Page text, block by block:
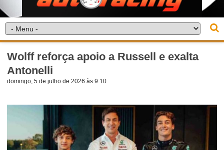
Wolff reforça apoio a Russell e exalta
Antonelli
domingo, 5 de julho de 2026 às 9:10